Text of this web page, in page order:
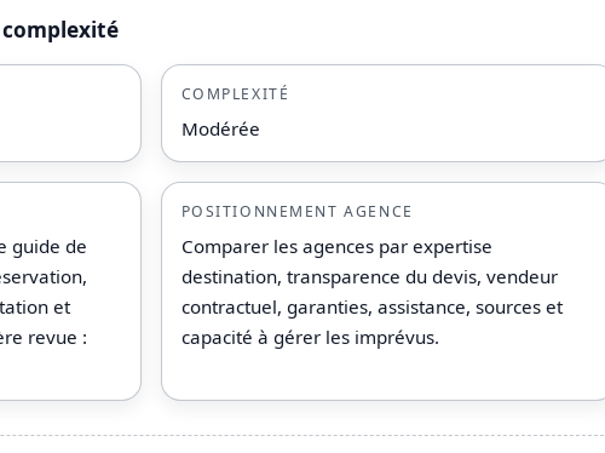
COMPLEXITÉ
Modérée
guide de
et
revue :
POSITIONNEMENT AGENCE
Comparer les agences par expertise
destination, transparence du devis, vendeur
contractuel, garanties, assistance, sources et
capacité à gérer les imprévus.